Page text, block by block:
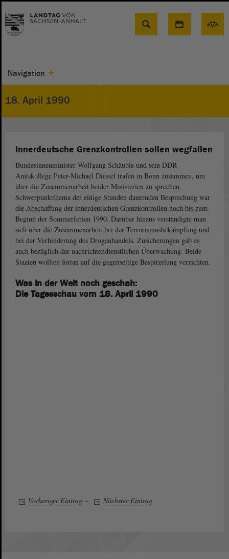
Suche
Navigation
18. April 1990
Innerdeutsche Grenzkontrollen sollen wegfallen
Bundesinnenminister Wolfgang Schäuble und sein DDR-
Amtskollege Peter-Michael Diestel trafen in Bonn zusammen, um
über die Zusammenarbeit beider Ministerien zu sprechen.
Schwerpunktthema der einige Stunden dauernden Besprechung war
die Abschaffung der innerdeutschen Grenzkontrollen noch bis zum
Beginn der Sommerferien 1990. Darüber hinaus verständigte man
sich über die Zusammenarbeit bei der Terrorismusbekämpfung und
bei der Verhinderung des Drogenhandels. Zusicherungen gab es
auch bezüglich der nachrichtendienstlichen Überwachung: Beide
Staaten wollten fortan auf die gegenseitige Bespitzelung verzichten.
Was in der Welt noch geschah:
Die Tagesschau vom 18. April 1990
Vorheriger Eintrag – Nächster Eintrag